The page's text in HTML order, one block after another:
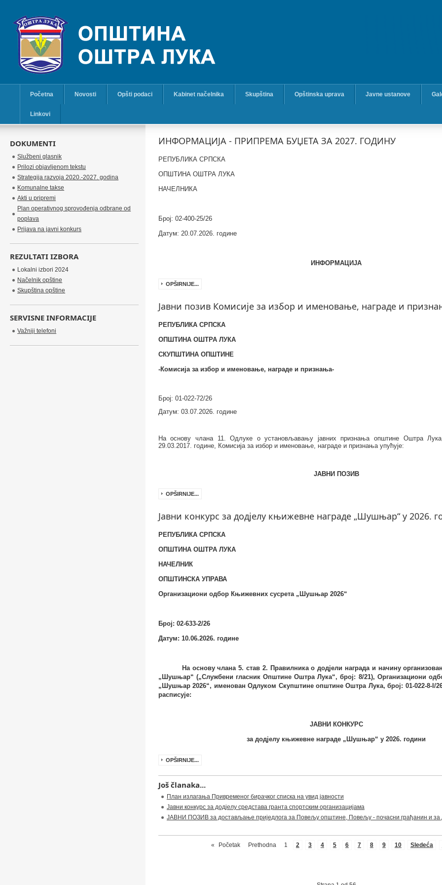
Početna Novosti Opšti podaci Kabinet načelnika Skupština Opštinska uprava Javne ustanove
Linkovi
ИНФОРМАЦИЈА - ПРИПРЕМА БУЏЕТА ЗА 2027. ГОДИНУ
РЕПУБЛИКА СРПСКА
ОПШТИНА ОШТРА ЛУКА
НАЧЕЛНИКА
Број: 02-400-25/26
Датум: 20.07.2026. године
ИНФОРМАЦИЈА
OPŠIRNIJE...
Jавни позив Комисије за избор и именовање, награде и
РЕПУБЛИКА СРПСКА
ОПШТИНА ОШТРА ЛУКА
СКУПШТИНА ОПШТИНЕ
-Комисија за избор и именовање, награде и признања-
Број: 01-022-72/26
Датум: 03.07.2026. године
На основу члана 11.
Одлуке о установљавању јавних признања општине Оштра
29.03.2017. године, Комисија за избор и именовање, награде и признања упућује:
ЈАВНИ ПОЗИВ
OPŠIRNIJE...
Јавни конкурс за додјелу књижевнe наградe „Шушњар“ у 2026.
РЕПУБЛИКА СРПСКА
ОПШТИНА ОШТРА ЛУКА
НАЧЕЛНИК
OПШТИНСКА УПРАВА
Организациони одбор Књижевних сусрета „Шушњар 2026“
Број: 02-633-2/26
Датум: 10.06.2026. године
На основу члана5. став 2. Правилника о додјели награда и начину
„Шушњар“ („Службени гласник Општине Оштра Лука“, број: 8/21), Организациони
„Шушњар 2026“, именован Одлуком Скупштине општине Оштра Лука, број: 01-022-8-I /2
расписује:
ЈАВНИ КОНКУРС
за додјелу књижевнe наградe „Шушњар“ у 2026. години
OPŠIRNIJE...
Još članaka...
План излагања Привременог бирачког списка на увид јавности
Јавни конкурс за додјелу средстава гранта спортским организацијама
ЈАВНИ ПОЗИВ за достављање приједлога за Повељу општине, Повељу - почасни грађанин и за
« Početak Prethodna 1 2 3 4 5 6 7 8 9 10 Sledeća
DOKUMENTI
Službeni glasnik
Prilozi objavljenom tekstu
Strategija razvoja 2020.-2027. godina
Komunalne takse
Akti u pripremi
Plan operativnog sprovođenja odbrane od
poplava
Prijava na javni konkurs
REZULTATI IZBORA
Lokalni izbori 2024
Načelnik opštine
Skupština opštine
SERVISNE INFORMACIJE
Važniji telefoni